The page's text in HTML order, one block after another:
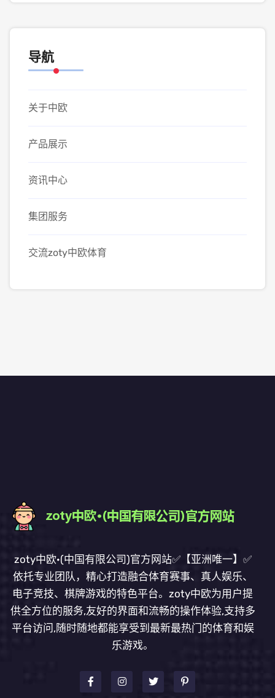
导航
关于中欧
产品展示
资讯中心
集团服务
交流zoty中欧体育
zoty中欧·(中国有限公司)官方网站✅【亚洲唯一】✅
依托专业团队，精心打造融合体育赛事、真人娱乐、
电子竞技、棋牌游戏的特色平台。zoty中欧为用户提
供全方位的服务,友好的界面和流畅的操作体验,支持多
平台访问,随时随地都能享受到最新最热门的体育和娱
乐游戏。